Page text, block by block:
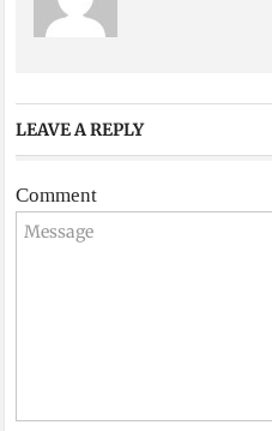
LEAVE A REPLY
Comment